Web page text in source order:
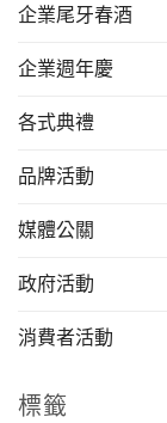
企業尾牙春酒
企業週年慶
各式典禮
品牌活動
媒體公關
政府活動
消費者活動
標籤